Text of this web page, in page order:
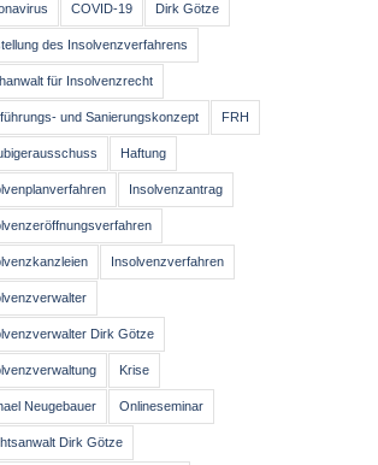
COVID-19 Dirk Götze
des Insolvenzverfahrens
für Insolvenzrecht
und Sanierungskonzept FRH
Haftung
Insolvenzantrag
Insolvenzverfahren
Dirk Götze
Krise
Neugebauer Onlineseminar
Dirk Götze